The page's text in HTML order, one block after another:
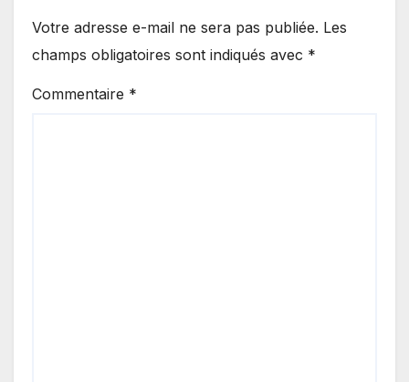
Votre adresse e-mail ne sera pas publiée. Les
champs obligatoires sont indiqués avec *
Commentaire *